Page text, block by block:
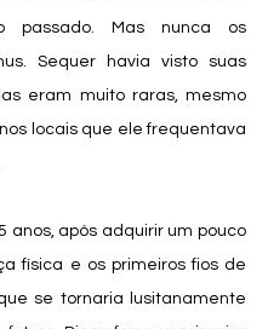
passado. Mas nunca os
Sequer havia visto suas
eram muito raras, mesmo
locais que ele frequentava
física e os primeiros fios de
se tornaria lusitanamente